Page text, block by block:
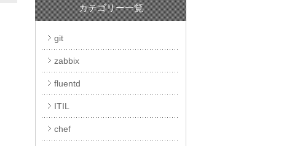
カテゴリー一覧
git
zabbix
fluentd
ITIL
chef